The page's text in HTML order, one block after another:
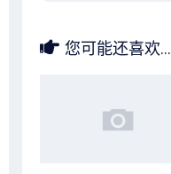
您可能还喜欢...